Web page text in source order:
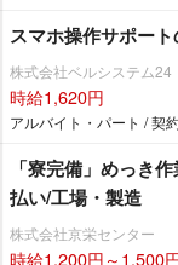
スマホ操作サポー
株式会社ベルシステム24
時給1,620円
アルバイト・パート / 契
「寮完備」めっき
払い/工場・製造
株式会社京栄センター
時給1,200円～1,500